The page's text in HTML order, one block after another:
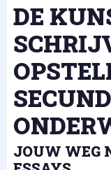
DE
JOUW WEG